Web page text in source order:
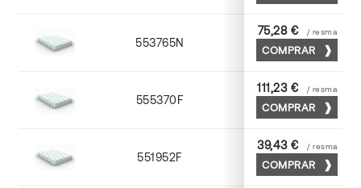
553765N 65 x 90
75,28 € / resma
COMPRAR
555370F 70 x 100
111,23 € / resma
COMPRAR
551952F 52 x 70
39,43 € / resma
COMPRAR